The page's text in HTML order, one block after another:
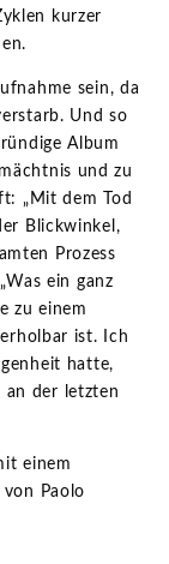
kurzer
sein, da
Und so
Album
und zu
„Mit dem Tod
Blickwinkel,
Prozess
ein ganz
zu einem
ist. Ich
hatte,
an der letzten
einem
Paolo